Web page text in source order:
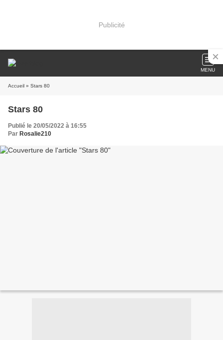
Publicité
MENU
Accueil » Stars 80
Stars 80
Publié le 20/05/2022 à 16:55
Par Rosalie210